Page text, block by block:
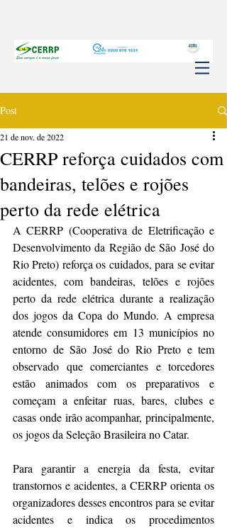
Post
CERRP reforça cuidados com
bandeiras, telões e rojões
perto da rede elétrica
21 de nov. de 2022
A CERRP (Cooperativa de Eletrificação e
Desenvolvimento da Região de São José do
Rio Preto) reforça os cuidados, para se evitar
acidentes, com bandeiras, telões e rojões
perto da rede elétrica durante a realização
dos jogos da Copa do Mundo. A empresa
atende consumidores em 13 municípios no
entorno de São José do Rio Preto e tem
observado que comerciantes e torcedores
estão animados com os preparativos e
começam a enfeitar ruas, bares, clubes e
casas onde irão acompanhar, principalmente,
os jogos da Seleção Brasileira no Catar.
Para garantir a energia da festa, evitar
transtornos e acidentes, a CERRP orienta os
organizadores desses encontros para se evitar
acidentes e indica os procedimentos